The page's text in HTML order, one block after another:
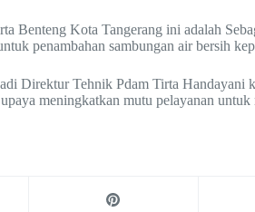
Benteng Kota Tangerang ini adalah
penambahan sambungan air bersih
Direktur Tehnik Pdam Tirta
meningkatkan mutu pelayanan